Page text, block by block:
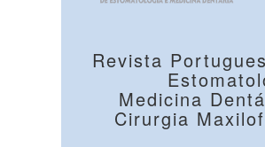
Revista
Medicina
Cirurgia